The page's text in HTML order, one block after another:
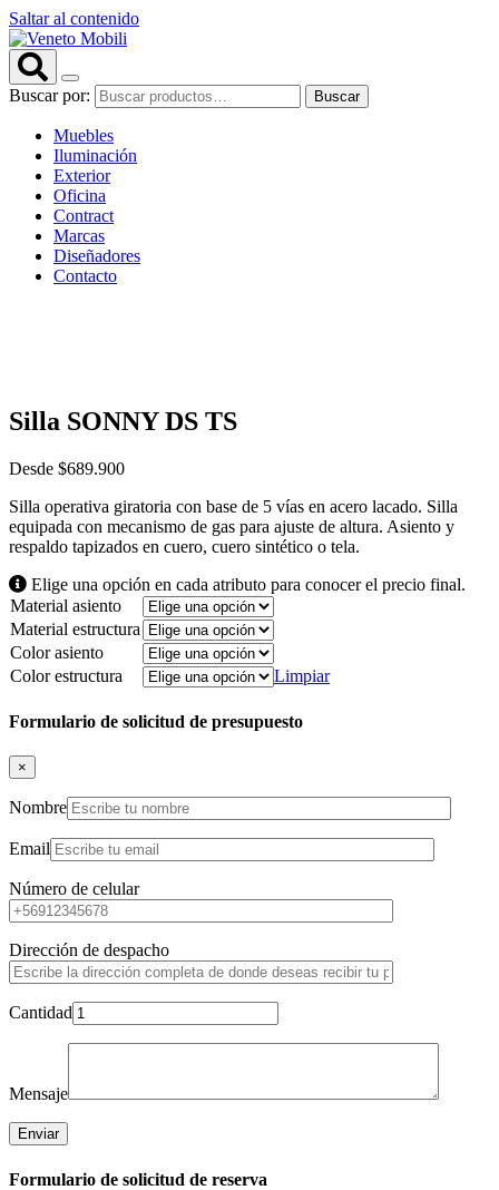
Saltar al contenido
Buscar por: Buscar
Muebles
Iluminación
Exterior
Oficina
Contract
Marcas
Diseñadores
Contacto
Silla SONNY DS TS
Desde $689.900
Silla operativa giratoria con base de 5 vías en acero lacado. Silla
equipada con mecanismo de gas para ajuste de altura. Asiento y
respaldo tapizados en cuero, cuero sintético o tela.
Elige una opción en cada atributo para conocer el precio final.
Material asiento
Material estructura
Color asiento
Color estructura
Limpiar
Formulario de solicitud de presupuesto
×
Nombre
Email
Número de celular
Dirección de despacho
Cantidad
Mensaje
Formulario de solicitud de reserva